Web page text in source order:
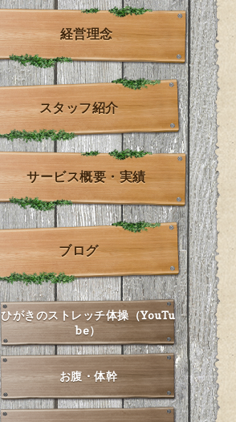
経営理念
スタッフ紹介
サービス概要・実績
ブログ
ひがきのストレッチ体操（YouTu
be）
お腹・体幹